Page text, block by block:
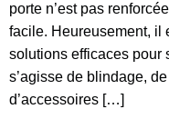
porte n’est pas
facile. Heureusement, il
solutions efficaces pour
s’agisse de blindage,
d’accessoires […]